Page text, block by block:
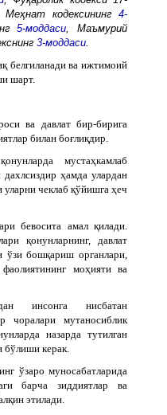
кодексининг4-
5-моддаси, Маъмурий
3-моддаси.
белгиланади ва ижтимоий
шарт.
ва давлат бир-бирига
билан боғлиқдир.
мустаҳкамлаб
дахлсиздир ҳамда улардан
чеклаб қўйишга ҳеч
бевосита амал қилади.
қонунларнинг, давлат
ўзи бошқариш органлари,
моҳияти ва
инсонга нисбатан
чоралари мутаносиблик
назарда тутилган
бўлиши керак.
ўзаро муносабатларида
барча зиддиятлар ва
этилади.